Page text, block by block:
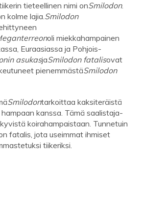
tieteellinen nimi onSmilodon.
kolme lajia.Smilodon
oli miekkahampainen
Euraasiassa ja Pohjois-
asukasjaSmilodon fatalisovat
pienemmästäSmilodon
Smilodontarkoittaa kaksiteräistä
kanssa. Tämä saalistaja-
koirahampaistaan. Tunnetuin
fatalis, jota useimmat ihmiset
tiikeriksi.